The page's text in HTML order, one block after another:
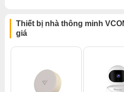
Thiết bị nhà thông minh
giá